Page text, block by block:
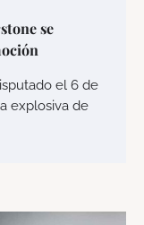
se
el 6 de
explosiva de